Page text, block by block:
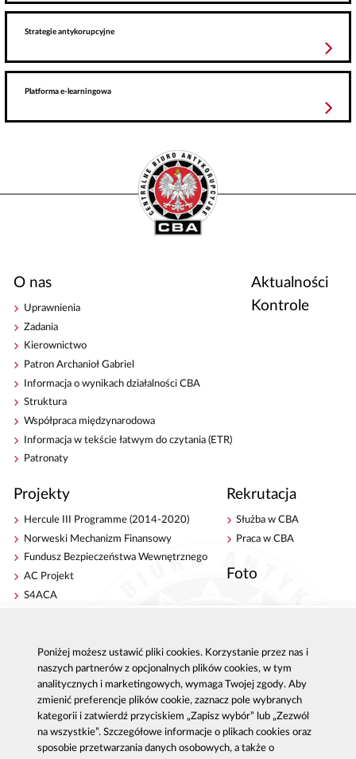
Strategie antykorupcyjne
Platforma e-learningowa
O nas
Uprawnienia
Zadania
Kierownictwo
Patron Archanioł Gabriel
Informacja o wynikach działalności CBA
Struktura
Współpraca międzynarodowa
Informacja w tekście łatwym do czytania (ETR)
Patronaty
Aktualności
Kontrole
Projekty
Hercule III Programme (2014-2020)
Norweski Mechanizm Finansowy
Fundusz Bezpieczeństwa Wewnętrznego
AC Projekt
S4ACA
Rekrutacja
Służba w CBA
Praca w CBA
Foto
Publikacje
Strategie antykorupcyjne
Platforma e-learningowa
Centrala CBA w Warszawie
Delegatury CBA
Zgłoś korupcję
Dla mediów
Sygnaliści - zgłoszenia zewnętrzne
Poniżej możesz ustawić pliki cookies. Korzystanie przez nas i
naszych partnerów z opcjonalnych plików cookies, w tym
analitycznych i marketingowych, wymaga Twojej zgody. Aby
zmienić preferencje plików cookie, zaznacz pole wybranych
kategorii i zatwierdź przyciskiem „Zapisz wybór” lub „Zezwól
na wszystkie”. Szczegółowe informacje o plikach cookies oraz
sposobie przetwarzania danych osobowych, a także o